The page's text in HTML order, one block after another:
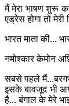
मैं मेरा भाषण शुरू
एड्रेस होगा तो
भारत माता की...
नमोश्कार केमोन
सबसे पहले
इसके बावजूद भी
है... बंगाल के मेरे